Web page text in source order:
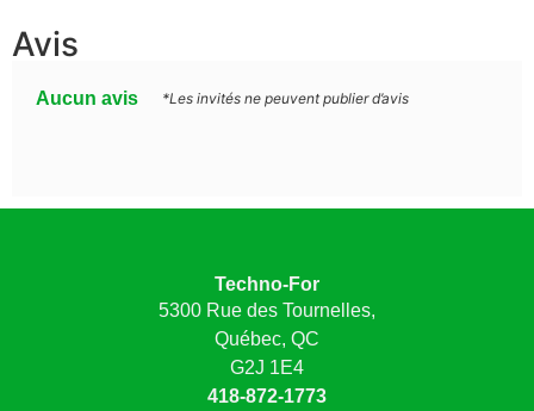
Avis
Aucun avis *Les invités ne peuvent publier d’avis
Techno-For
5300 Rue des Tournelles,
Québec, QC
G2J 1E4
418-872-1773